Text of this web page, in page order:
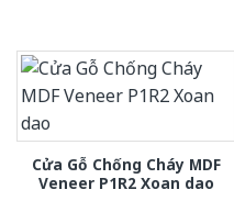
Cửa Gỗ Chống Cháy MDF
Veneer P1R2 Xoan dao